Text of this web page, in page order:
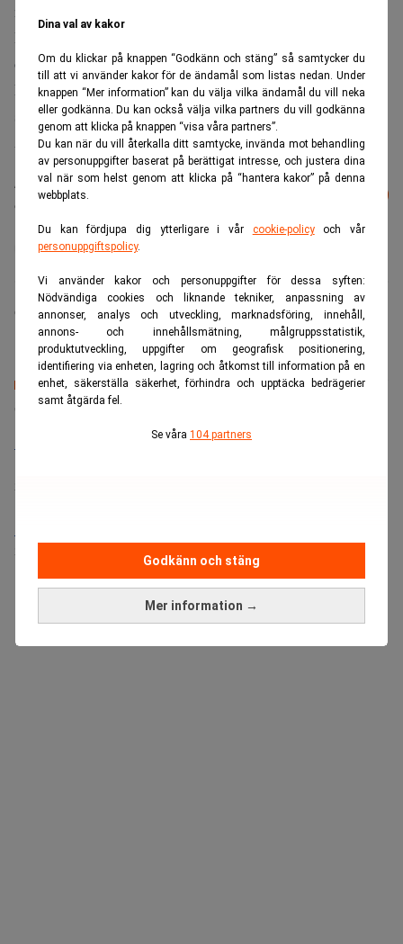
Dina val av kakor
Om du klickar på knappen “Godkänn och stäng” så samtycker du
till att vi använder kakor för de ändamål som listas nedan. Under
knappen “Mer information” kan du välja vilka ändamål du vill neka
eller godkänna. Du kan också välja vilka partners du vill godkänna
genom att klicka på knappen “visa våra partners”.
Du kan när du vill återkalla ditt samtycke, invända mot behandling
av personuppgifter baserat på berättigat intresse, och justera dina
val när som helst genom att klicka på “hantera kakor” på denna
webbplats.
Du kan fördjupa dig ytterligare i vår cookie-policyoch vår
personuppgiftspolicy.
Vi använder kakor och personuppgifter för dessa syften:
Nödvändiga cookies och liknande tekniker, anpassning av
annonser, analys och utveckling, marknadsföring, innehåll,
annons- och innehållsmätning, målgruppsstatistik,
produktutveckling, uppgifter om geografisk positionering,
identifiering via enheten, lagring och åtkomst till information på en
enhet, säkerställa säkerhet, förhindra och upptäcka bedrägerier
samt åtgärda fel.
Se våra 104 partners
Mer information →
Godkänn och stäng
nystartade Nineyards som går in med 35 miljoner kronor.
Instabox uppger att de i dag har 442 smarta paketskåp på
omkring 100 orter. Högst densitet är i Stockholm.
För Creades är det här den andra investeringen i modern
sista milen-leverans. Bolaget har sedan tidigare ägarskap i
Airmee.
Läs mer från Realtid - vårt nyhetsbrev
är kostnadsfritt:
Creades Sven Hagströmer
Camilla Jonsson
Senaste lediga jobben
Bolagsjurist till Eltel AB
Sista ansökningsdag:
Sista ansökningsdag: 13/06/2026